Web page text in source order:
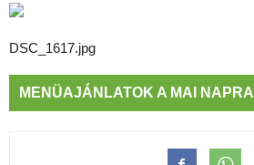
DSC_1617.jpg
MENÜAJÁNLATOK A MAI NAPRA